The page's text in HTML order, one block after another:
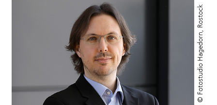
© Fotostudio Hagedorn, Rostock